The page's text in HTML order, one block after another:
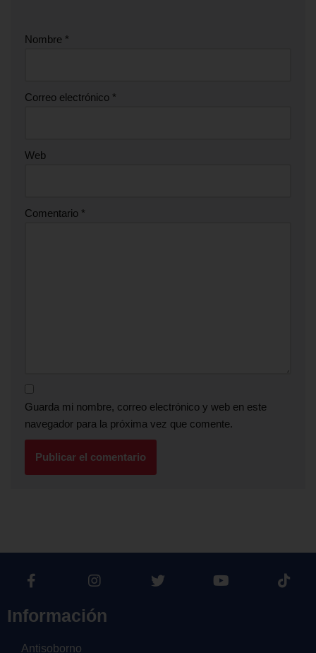
Nombre *
Correo electrónico *
Web
Comentario *
Guarda mi nombre, correo electrónico y web en este
navegador para la próxima vez que comente.
Información
Antisoborno